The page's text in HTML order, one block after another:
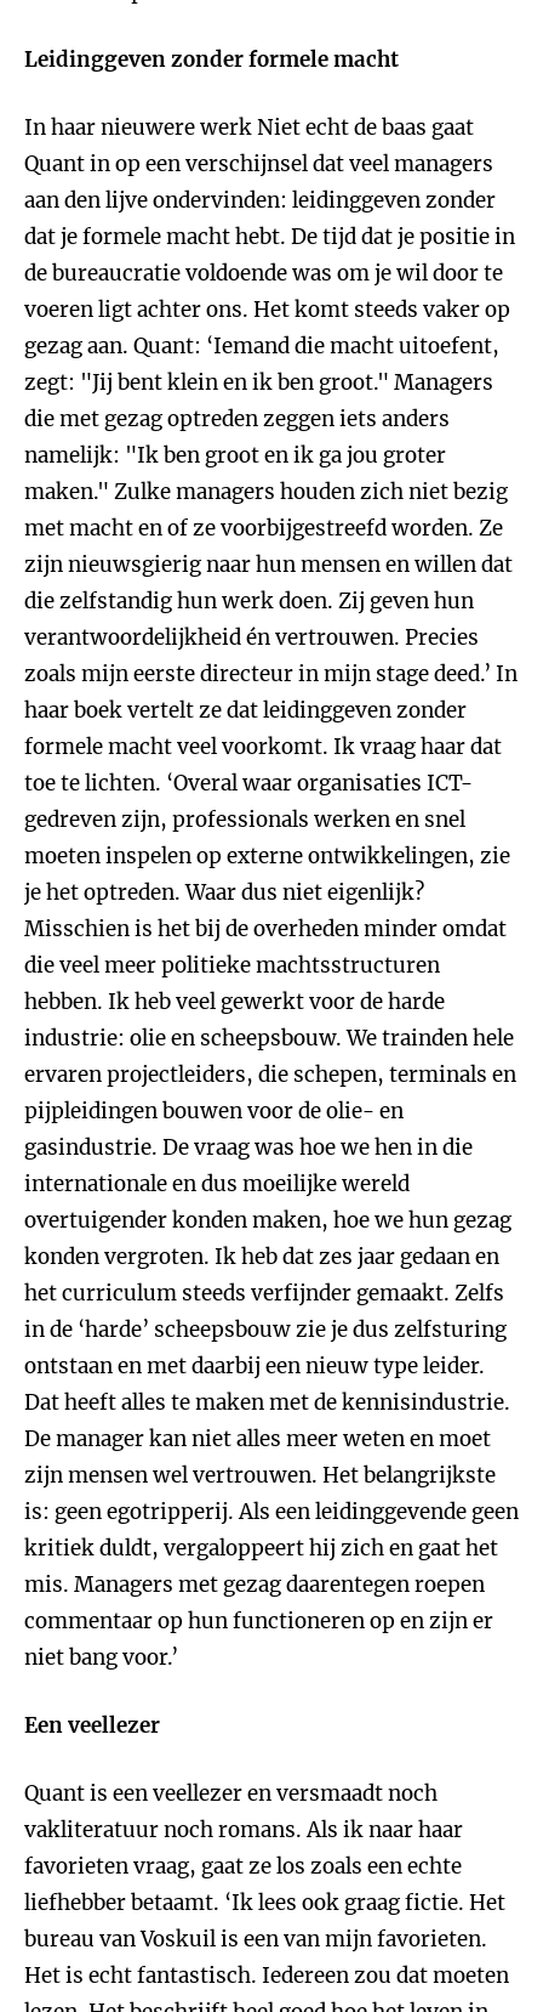
Leidinggeven zonder formele macht
In haar nieuwere werk Niet echt de baas gaat
Quant in op een verschijnsel dat veel managers
aan den lijve ondervinden: leidinggeven zonder
dat je formele macht hebt. De tijd dat je positie in
de bureaucratie voldoende was om je wil door te
voeren ligt achter ons. Het komt steeds vaker op
gezag aan. Quant: ‘Iemand die macht uitoefent,
zegt: "Jij bent klein en ik ben groot." Managers
die met gezag optreden zeggen iets anders
namelijk: "Ik ben groot en ik ga jou groter
maken." Zulke managers houden zich niet bezig
met macht en of ze voorbijgestreefd worden. Ze
zijn nieuwsgierig naar hun mensen en willen dat
die zelfstandig hun werk doen. Zij geven hun
verantwoordelijkheid én vertrouwen. Precies
zoals mijn eerste directeur in mijn stage deed.’ In
haar boek vertelt ze dat leidinggeven zonder
formele macht veel voorkomt. Ik vraag haar dat
toe te lichten. ‘Overal waar organisaties ICT-
gedreven zijn, professionals werken en snel
moeten inspelen op externe ontwikkelingen, zie
je het optreden. Waar dus niet eigenlijk?
Misschien is het bij de overheden minder omdat
die veel meer politieke machtsstructuren
hebben. Ik heb veel gewerkt voor de harde
industrie: olie en scheepsbouw. We trainden hele
ervaren projectleiders, die schepen, terminals en
pijpleidingen bouwen voor de olie- en
gasindustrie. De vraag was hoe we hen in die
internationale en dus moeilijke wereld
overtuigender konden maken, hoe we hun gezag
konden vergroten. Ik heb dat zes jaar gedaan en
het curriculum steeds verfijnder gemaakt. Zelfs
in de ‘harde’ scheepsbouw zie je dus zelfsturing
ontstaan en met daarbij een nieuw type leider.
Dat heeft alles te maken met de kennisindustrie.
De manager kan niet alles meer weten en moet
zijn mensen wel vertrouwen. Het belangrijkste
is: geen egotripperij. Als een leidinggevende geen
kritiek duldt, vergaloppeert hij zich en gaat het
mis. Managers met gezag daarentegen roepen
commentaar op hun functioneren op en zijn er
niet bang voor.’
Een veellezer
Quant is een veellezer en versmaadt noch
vakliteratuur noch romans. Als ik naar haar
favorieten vraag, gaat ze los zoals een echte
liefhebber betaamt. ‘Ik lees ook graag fictie. Het
bureau van Voskuil is een van mijn favorieten.
Het is echt fantastisch. Iedereen zou dat moeten